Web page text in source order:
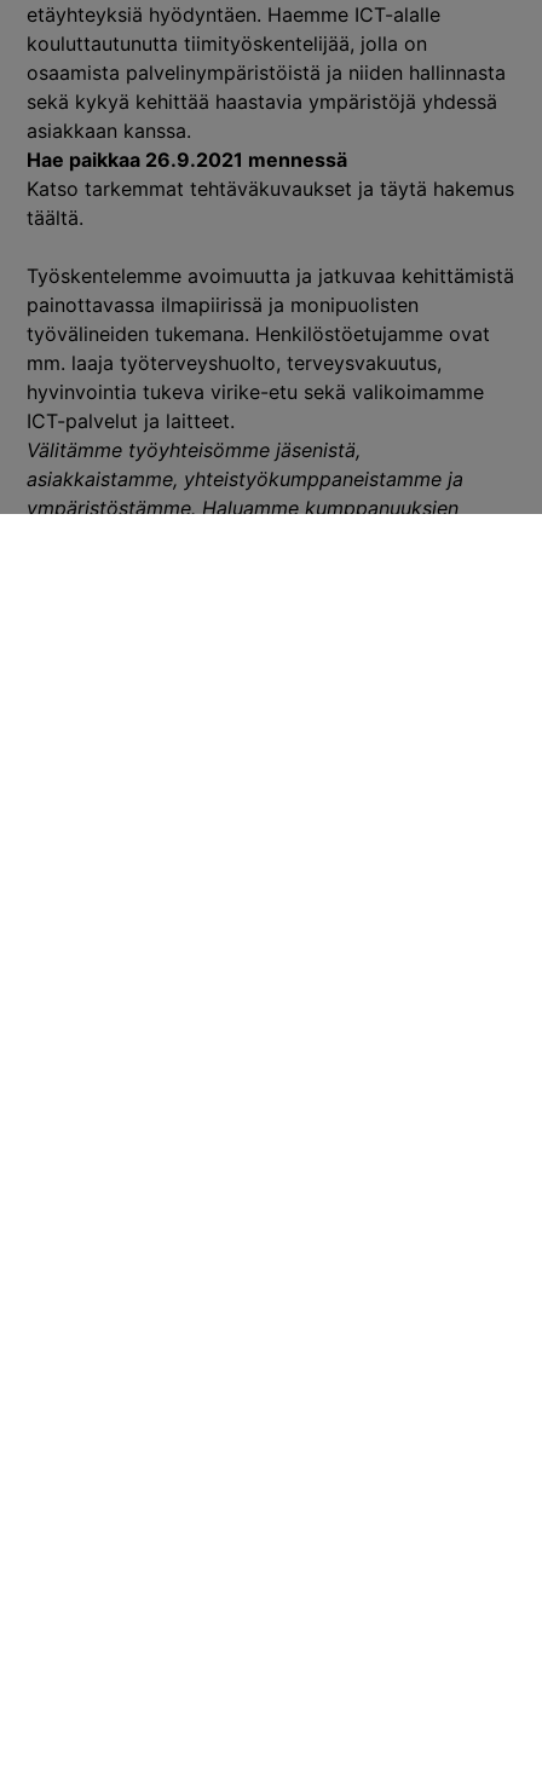
etäyhteyksiä hyödyntäen. Haemme ICT-alalle
kouluttautunutta tiimityöskentelijää, jolla on
osaamista palvelinympäristöistä ja niiden hallinnasta
sekä kykyä kehittää haastavia ympäristöjä yhdessä
asiakkaan kanssa.
Hae paikkaa 26.9.2021 mennessä
Katso tarkemmat tehtäväkuvaukset ja täytä hakemus
täältä.
Työskentelemme avoimuutta ja jatkuvaa kehittämistä
painottavassa ilmapiirissä ja monipuolisten
työvälineiden tukemana. Henkilöstöetujamme ovat
mm. laaja työterveyshuolto, terveysvakuutus,
hyvinvointia tukeva virike-etu sekä valikoimamme
ICT-palvelut ja laitteet.
Välitämme työyhteisömme jäsenistä,
asiakkaistamme, yhteistyökumppaneistamme ja
ympäristöstämme. Haluamme kumppanuuksien